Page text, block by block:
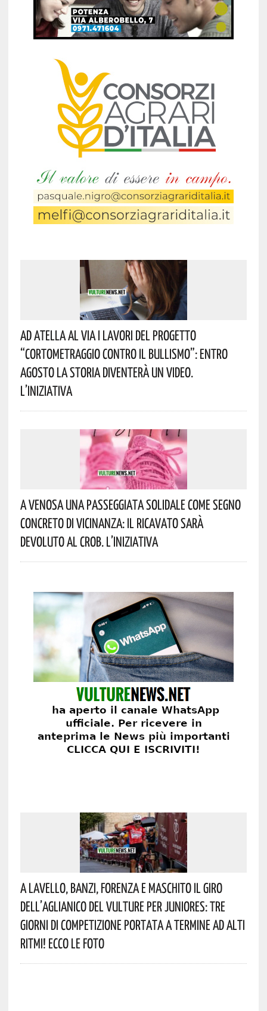
Ad Atella Al Via I Lavori Del Progetto
“Cortometraggio Contro Il Bullismo”: Entro
Agosto La Storia Diventerà Un Video.
L’iniziativa
A Venosa Una Passeggiata Solidale Come Segno
Concreto Di Vicinanza: Il Ricavato Sarà
Devoluto Al CROB. L’iniziativa
A Lavello, Banzi, Forenza E Maschito Il Giro
Dell’Aglianico Del Vulture Per Juniores: Tre
Giorni Di Competizione Portata A Termine Ad Alti
Ritmi! Ecco Le Foto